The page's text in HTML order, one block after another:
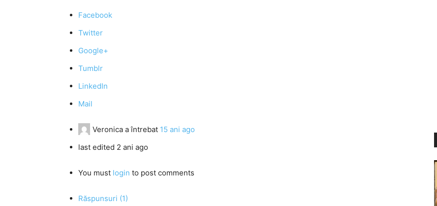
Facebook
Twitter
Google+
Tumblr
LinkedIn
Mail
Veronica a întrebat 15 ani ago
last edited 2 ani ago
You must login to post comments
Răspunsuri (1)